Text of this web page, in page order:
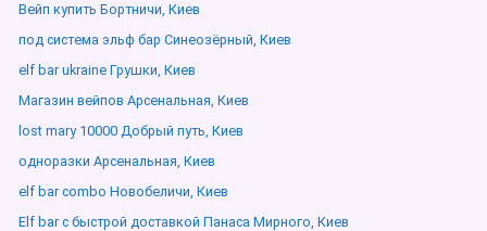
Вейп купить Бортничи, Киев
под система эльф бар Синеозёрный, Киев
elf bar ukraine Грушки, Киев
Магазин вейпов Арсенальная, Киев
lost mary 10000 Добрый путь, Киев
одноразки Арсенальная, Киев
elf bar combo Новобеличи, Киев
Elf bar с быстрой доставкой Панаса Мирного, Киев